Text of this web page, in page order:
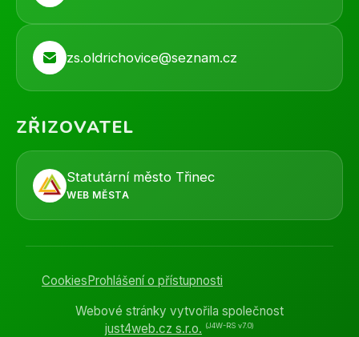
zs.oldrichovice@seznam.cz
ZŘIZOVATEL
Statutární město Třinec
WEB MĚSTA
CookiesProhlášení o přístupnosti
Webové stránky vytvořila společnost
just4web.cz s.r.o. (J4W-RS v7.0)